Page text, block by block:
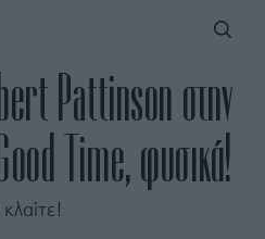
Pattinson στην
Time, φυσικά!